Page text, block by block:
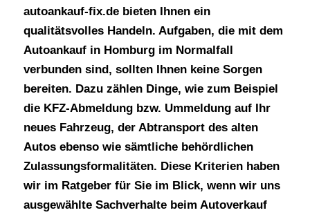
autoankauf-fix.de bieten Ihnen ein
qualitätsvolles Handeln. Aufgaben, die mit dem
Autoankauf in Homburg im Normalfall
verbunden sind, sollten Ihnen keine Sorgen
bereiten. Dazu zählen Dinge, wie zum Beispiel
die KFZ-Abmeldung bzw. Ummeldung auf Ihr
neues Fahrzeug, der Abtransport des alten
Autos ebenso wie sämtliche behördlichen
Zulassungsformalitäten. Diese Kriterien haben
wir im Ratgeber für Sie im Blick, wenn wir uns
ausgewählte Sachverhalte beim Autoverkauf